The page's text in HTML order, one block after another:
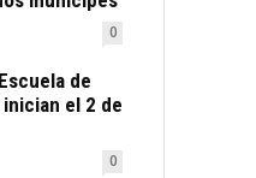
0
de
el 2 de
0